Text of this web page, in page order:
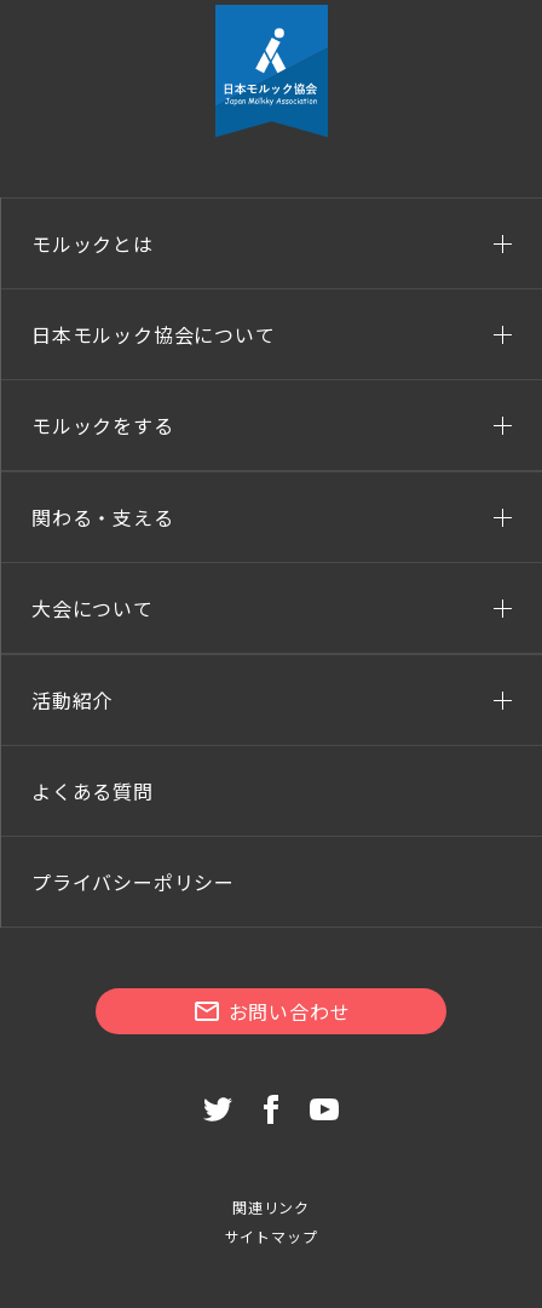
モルックとは
日本モルック協会について
モルックをする
関わる・支える
大会について
活動紹介
よくある質問
プライバシーポリシー
お問い合わせ
関連リンク
サイトマップ